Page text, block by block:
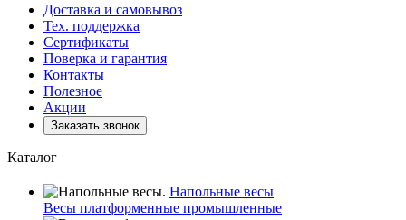
Доставка и самовывоз
Тех. поддержка
Сертификаты
Поверка и гарантия
Контакты
Полезное
Акции
Заказать звонок
Каталог
Напольные весы
Весы платформенные промышленные